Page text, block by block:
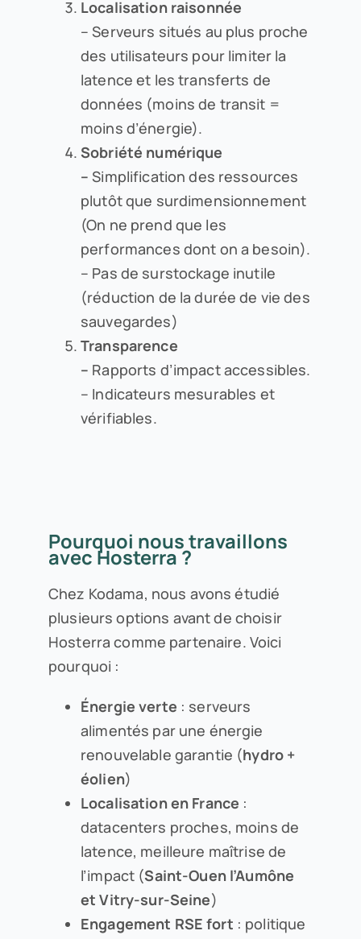
Localisation raisonnée
– Serveurs situés au plus proche
des utilisateurs pour limiter la
latence et les transferts de
données (moins de transit =
moins d’énergie).
Sobriété numérique
–Simplification des ressources
plutôt que surdimensionnement
(On ne prend que les
performances dont on a besoin).
– Pas de surstockage inutile
(réduction de la durée de vie des
sauvegardes)
Transparence
– Rapports d’impact accessibles.
– Indicateurs mesurables et
vérifiables.
Pourquoi nous travaillons
avec Hosterra ?
Chez Kodama, nous avons étudié
plusieurs options avant de choisir
Hosterra comme partenaire. Voici
pourquoi :
Énergie verte : serveurs
alimentés par une énergie
renouvelable garantie (hydro +
éolien)
Localisation en France :
datacenters proches, moins de
latence, meilleure maîtrise de
l’impact (Saint-Ouen l’Aumône
et Vitry-sur-Seine)
Engagement RSE fort : politique